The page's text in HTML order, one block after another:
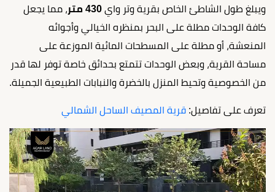
ويبلغ طول الشاطئ الخاص بقرية وتر واي 430 متر
، مما يجعل
كافة الوحدات مطلة على البحر بمنظره الخيالي وأجوائه
المنعشة، أو مطلة على المسطحات المائية الموزعة على
مساحة القرية، وبعض الوحدات تتمتع بحدائق خاصة توفر لها قدر
من الخصوصية وتحيط المنزل بالخضرة والنبابات الطبيعية الجميلة.
تعرف على تفاصيل: قرية المصيف الساحل الشمالي